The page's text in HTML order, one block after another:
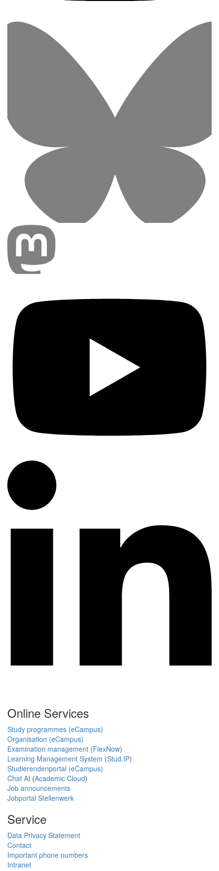
Online Services
Study programmes (eCampus)
Organisation (eCampus)
Examination management (FlexNow)
Learning Management System (Stud.IP)
Studierendenportal (eCampus)
Chat AI (Academic Cloud)
Job announcements
Jobportal Stellenwerk
Service
Data Privacy Statement
Contact
Important phone numbers
Intranet